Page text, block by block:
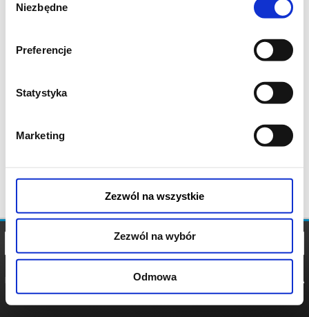
zgody
Niezbędne
Preferencje
Statystyka
Marketing
Zezwól na wszystkie
Zezwól na wybór
Odmowa
POLITYKA
POLITYKA